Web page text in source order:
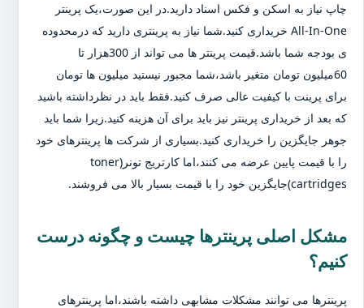
چاپ نیاز به اسکن و فکس اسناد دارید.در این صورت،یک پرینتر
All-In-One خریداری کنید.شما نیاز به پرینتری دارید که درمحدوده
ی بودجه شما باشد.قیمت پرینتر ها می تواند از 300هزار تا
60میلیون تومان متغیر باشد،شما مجبور نیستید میلیون ها تومان
برای پرینت با کیفیت عالی صرف کنید.فقط باید در نظرداشته باشید
که بعد از خریداری پرینتر نیز باید برای آن هزینه کنید.زیرا شما باید
جوهر جایگزین را خریداری کنید.بسیاری از شرکت ها پرینترهای خود
را با قیمت پایین عرضه می کنند،اما کارتریج تونر(toner
cartridges)جایگزین خود را با قیمت بسیار بالا می فروشند.
مشکل اصلی پرینترها چیست و چگونه درست
کنیم؟
پرینترها می توانند مشکلات مشابهی داشته باشند،اما پرینترهای